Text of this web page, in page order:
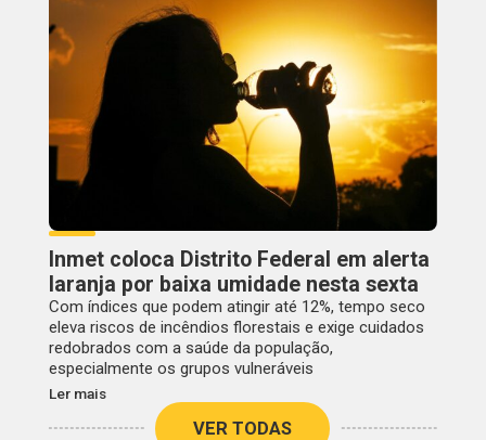
Inmet coloca Distrito Federal em alerta
laranja por baixa umidade nesta sexta
Com índices que podem atingir até 12%, tempo seco
eleva riscos de incêndios florestais e exige cuidados
redobrados com a saúde da população,
especialmente os grupos vulneráveis
Ler mais
VER TODAS